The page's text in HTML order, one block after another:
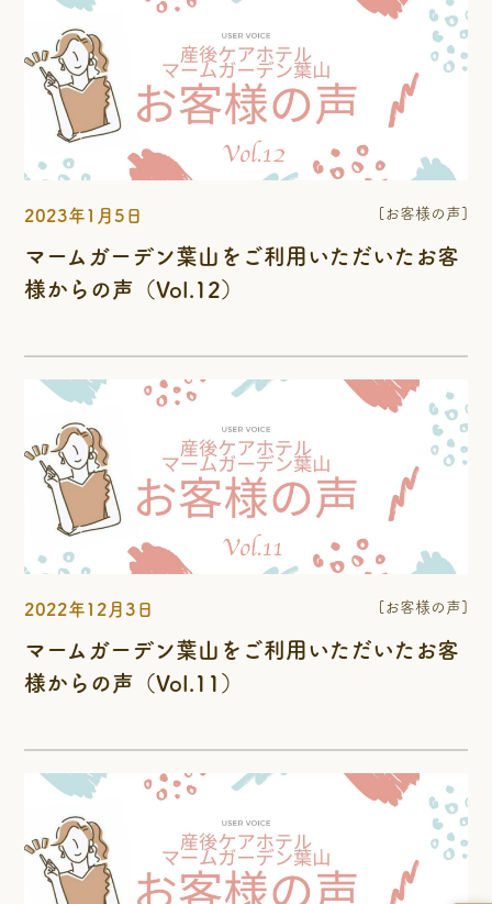
2023年1月5日 [お客様の声]
マームガーデン葉山をご利用いただいたお客
様からの声（Vol.12）
2022年12月3日 [お客様の声]
マームガーデン葉山をご利用いただいたお客
様からの声（Vol.11）